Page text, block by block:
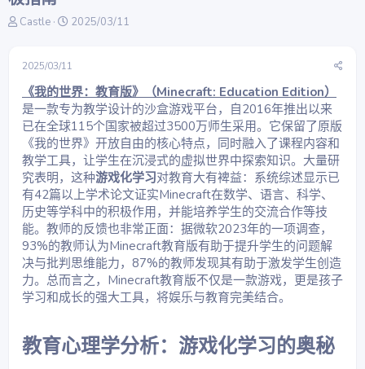
主
起
Castle
开
间
2025/03/11
2025/03/11
《我的世界：教育版》（Minecraft: Education Edition）
是一款专为教学设计的沙盒游戏平台，自2016年推出以来
已在全球115个国家被超过3500万师生采用。它保留了原版
《我的世界》开放自由的核心特点，同时融入了课程内容和
教学工具，让学生在沉浸式的虚拟世界中探索知识。大量研
究表明，这种游戏化学习对教育大有裨益：系统综述显示已
有42篇以上学术论文证实Minecraft在数学、语言、科学、
历史等学科中的积极作用，并能培养学生的交流合作等技
能。教师的反馈也非常正面：据微软2023年的一项调查，
93%的教师认为Minecraft教育版有助于提升学生的问题解
决与批判思维能力，87%的教师发现其有助于激发学生创造
力。总而言之，Minecraft教育版不仅是一款游戏，更是孩子
学习和成长的强大工具，将娱乐与教育完美结合。
教育心理学分析：游戏化学习的奥秘​